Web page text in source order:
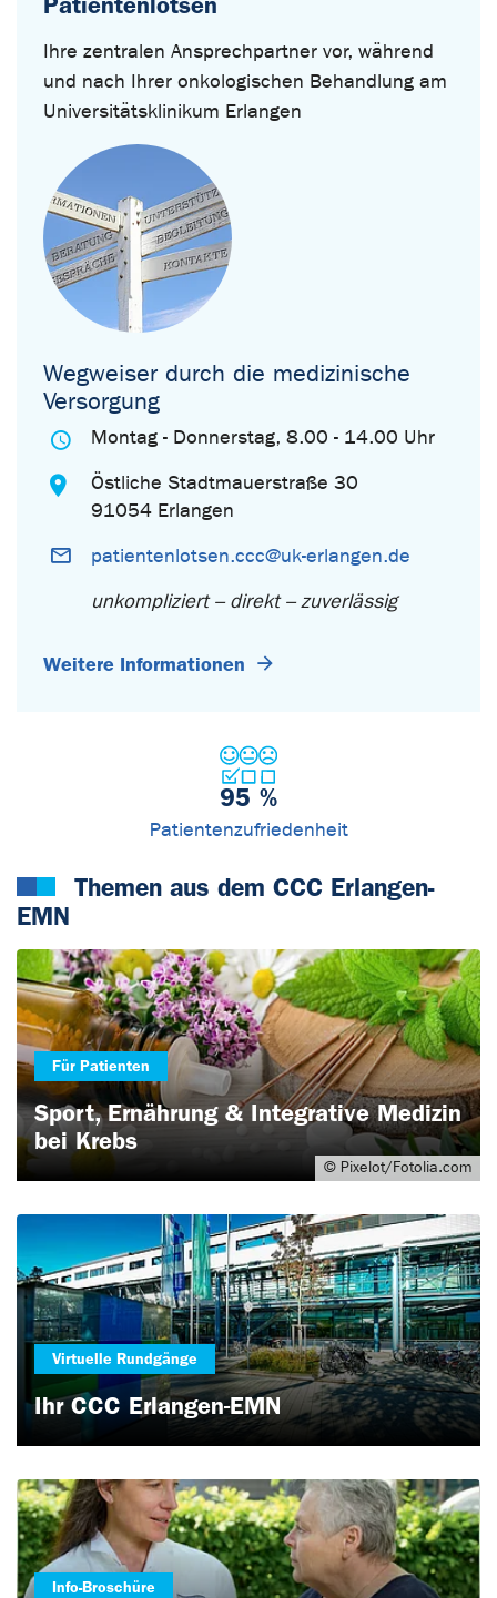
Ihre zentralen Ansprechpartner vor, während
und nach Ihrer onkologischen Behandlung am
Universitätsklinikum Erlangen
Wegweiser durch die medizinische
Versorgung
Montag - Donnerstag, 8.00 - 14.00 Uhr
Östliche Stadtmauerstraße 30
91054 Erlangen
patientenlotsen.ccc@uk-erlangen.de
unkompliziert – direkt – zuverlässig
Weitere Informationen
95 %
Patientenzufriedenheit
Themen aus dem CCC Erlangen-
EMN
© Pixelot/Fotolia.com
Für Patienten
Sport, Ernährung & Integrative Medizin
bei Krebs
Virtuelle Rundgänge
Ihr CCC Erlangen-EMN
Info-Broschüre